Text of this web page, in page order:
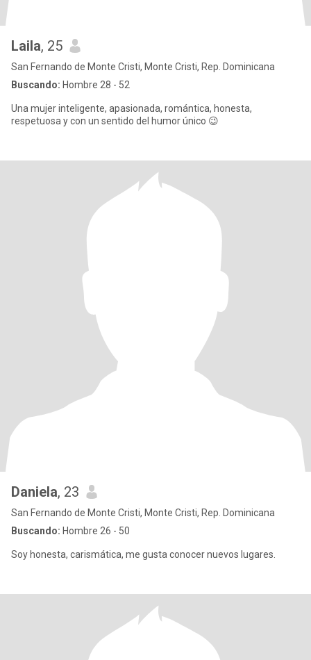
Laila, 25
San Fernando de Monte Cristi, Monte Cristi, Rep. Dominicana
Buscando: Hombre 28 - 52
Una mujer inteligente, apasionada, romántica, honesta,
respetuosa y con un sentido del humor único 😉
Daniela, 23
San Fernando de Monte Cristi, Monte Cristi, Rep. Dominicana
Buscando: Hombre 26 - 50
Soy honesta, carismática, me gusta conocer nuevos lugares.